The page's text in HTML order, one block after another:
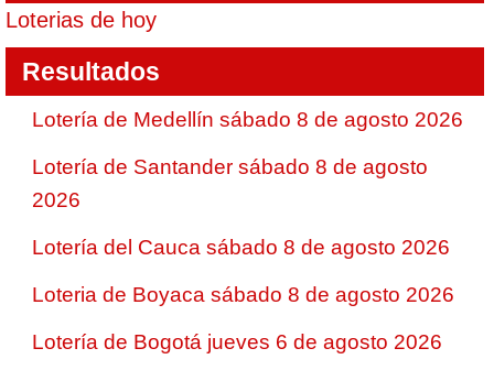
Loterias de hoy
Resultados
Lotería de Medellín sábado 8 de agosto 2026
Lotería de Santander sábado 8 de agosto
2026
Lotería del Cauca sábado 8 de agosto 2026
Loteria de Boyaca sábado 8 de agosto 2026
Lotería de Bogotá jueves 6 de agosto 2026